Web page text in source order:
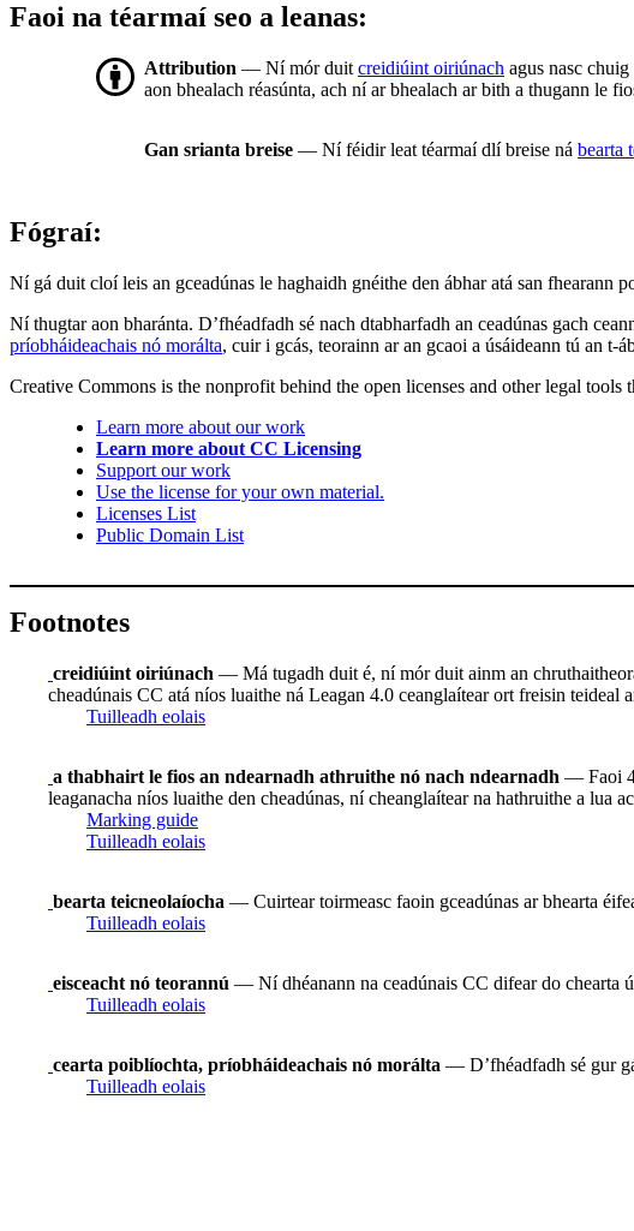
Faoi na téarmaí seo a leanas:
Attribution — Ní mór duit creidiúint oiriúnach agus nasc
aon bhealach réasúnta, ach ní ar bhealach ar bith a thugann le
Gan srianta breise — Ní féidir leat téarmaí dlí breise ná bearta
Fógraí:
Ní gá duit cloí leis an gceadúnas le haghaidh gnéithe den ábhar atá san fhearann
Ní thugtar aon bharánta. D’fhéadfadh sé nach dtabharfadh an ceadúnas gach
príobháideachais nó morálta, cuir i gcás, teorainn ar an gcaoi a úsáideann tú an t-
Creative Commons is the nonprofit behind the open licenses and other legal
Learn more about our work
Learn more about CC Licensing
Support our work
Use the license for your own material.
Licenses List
Public Domain List
Footnotes
creidiúint oiriúnach — Má tugadh duit é, ní mór duit ainm an
cheadúnais CC atá níos luaithe ná Leagan 4.0 ceanglaítear ort freisin
Tuilleadh eolais
a thabhairt le fios an ndearnadh athruithe nó nach ndearnadh — Faoi
leaganacha níos luaithe den cheadúnas, ní cheanglaítear na hathruithe a lua
Marking guide
Tuilleadh eolais
bearta teicneolaíocha — Cuirtear toirmeasc faoin gceadúnas ar bhearta
Tuilleadh eolais
eisceacht nó teorannú — Ní dhéanann na ceadúnais CC difear do chearta
Tuilleadh eolais
cearta poiblíochta, príobháideachais nó morálta — D’fhéadfadh sé gur
Tuilleadh eolais